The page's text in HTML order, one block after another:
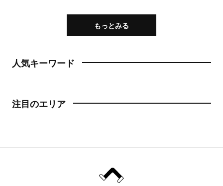
もっとみる
人気キーワード
注目のエリア